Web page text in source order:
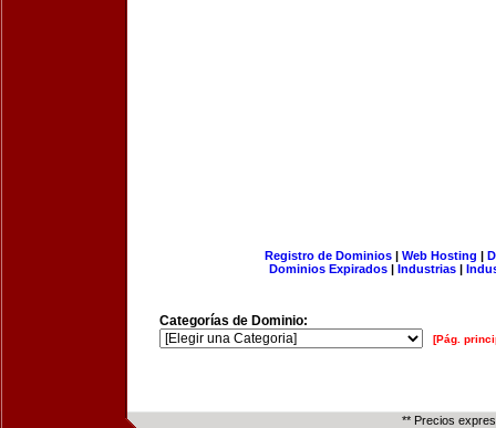
Registro de Dominios| Web Hosting |
Dominios Expirados | Industrias |
Categorías de Dominio:
[Pág.
** Precios